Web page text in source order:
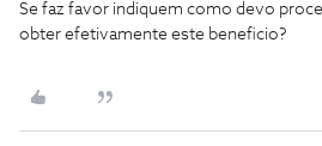
Se faz favor indiquem como devo
obter efetivamente este beneficio?